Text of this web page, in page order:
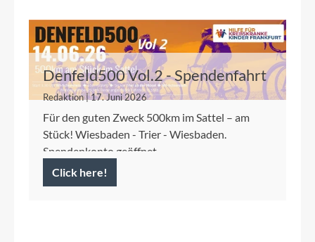
Denfeld500 Vol.2 - Spendenfahrt
2026 für die Kinderkrebshilfe
Frankfurt
Redaktion | 17. Juni 2026
Für den guten Zweck 500km im Sattel – am
Stück! Wiesbaden - Trier - Wiesbaden.
Spendenkonto geöffnet.
Click here!